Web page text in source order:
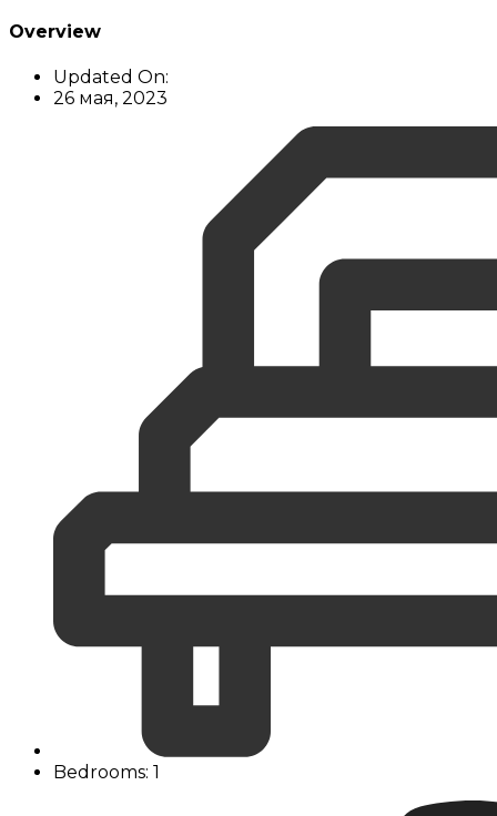
Overview
Updated On:
26 мая, 2023
Bedrooms: 1